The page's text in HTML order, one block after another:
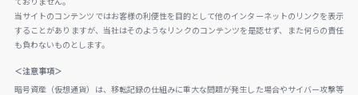
当サイトのコンテンツではお客様の利便性を目的として他のインターネットのリンクを表示
することがありますが、当社はそのようなリンクのコンテンツを是認せず、また何らの責任
も負わないものとします。
＜注意事項＞
暗号資産（仮想通貨）は、移転記録の仕組みに重大な問題が発生した場合やサイバー攻撃等